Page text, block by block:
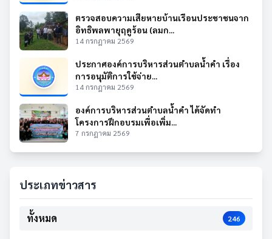
ตรวจสอบความเสียหายบ้านเรือนประชาชนจาก
อิทธิพลพายุฤดูร้อน (ลมก...
14 กรกฎาคม 2569
ประกาศองค์การบริหารส่วนตำบลน้ำคำ เรื่อง
การอนุมัติการใช้จ่าย...
14 กรกฎาคม 2569
องค์การบริหารส่วนตำบลน้ำคำ ได้จัดทำ
โครงการฝึกอบรมเพื่อเพิ่ม...
7 กรกฎาคม 2569
ประเภทข่าวสาร
ทั้งหมด 246